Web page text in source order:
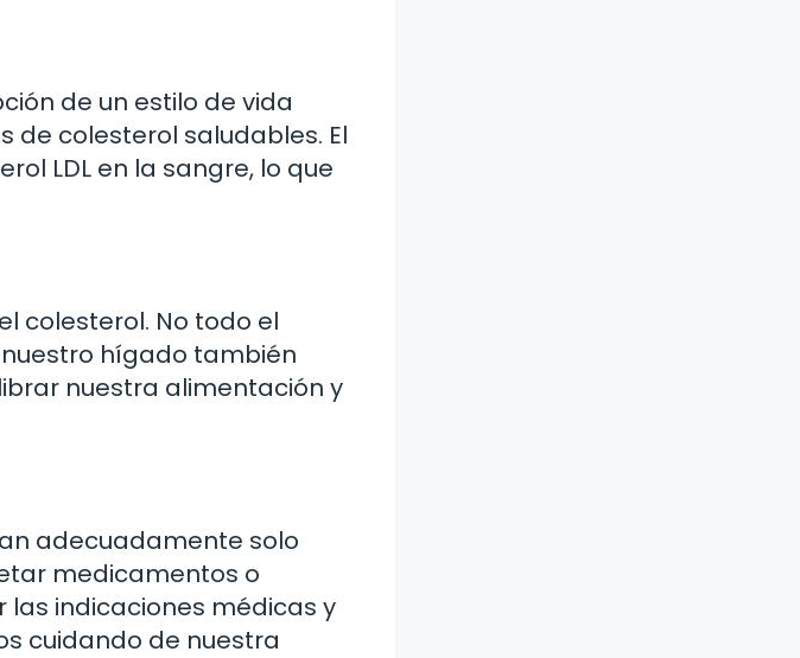
de un estilo de vida
de colesterol saludables. El
LDL en la sangre, lo que
colesterol. No todo el
hígado también
nuestra alimentación y
adecuadamente solo
medicamentos o
indicaciones médicas y
cuidando de nuestra